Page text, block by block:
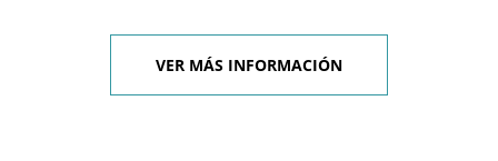
VER MÁS INFORMACIÓN